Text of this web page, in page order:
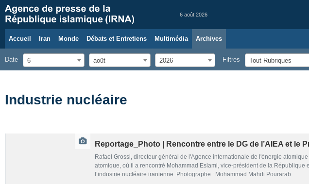
6 août 2026
Accueil Iran Monde Débats et Entretiens Multimédia Archives
Date 6 août 2026 Filtres Tout Rubriques
Industrie nucléaire
Reportage_Photo | Rencontre entre le DG de l’AIEA et le
Rafael Grossi, directeur général de l'Agence internationale de l'énergie
atomique, où il a rencontré Mohammad Eslami, vice-président de la
l’industrie nucléaire iranienne. Photographe : Mohammad Mahdi Pourarab